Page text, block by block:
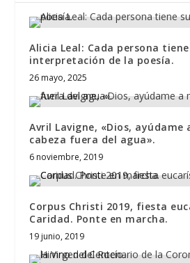
Alicia Leal: Cada persona
interpretación de la poesía.
26 mayo, 2025
Avril Lavigne, «Dios, ayúdame
cabeza fuera del agua».
6 noviembre, 2019
Corpus Christi 2019, fiesta
Caridad. Ponte en marcha.
19 junio, 2019